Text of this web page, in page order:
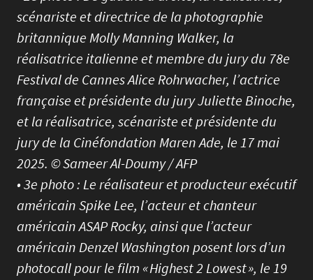
scénariste et directrice de la photographie
britannique Molly Manning Walker, la
réalisatrice italienne et membre du jury du 78e
Festival de Cannes Alice Rohrwacher, l’actrice
française et présidente du jury Juliette Binoche,
et la réalisatrice, scénariste et présidente du
jury de la Cinéfondation Maren Ade, le 17 mai
2025. © Sameer Al-Doumy / AFP
• 3e photo : Le réalisateur et producteur exécutif
américain Spike Lee, l’acteur et chanteur
américain ASAP Rocky, ainsi que l’acteur
américain Denzel Washington posent lors d’un
photocall pour le film « Highest 2 Lowest », le 19